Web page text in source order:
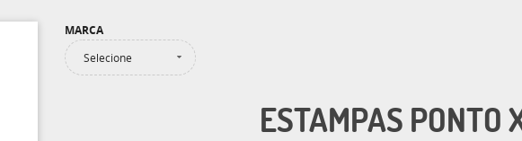
MARCA
Selecione
ESTAMPAS PONTO